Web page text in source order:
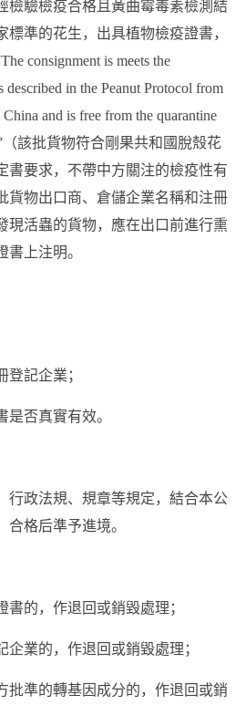
驗檢疫合格且黃曲霉毒素檢測結
標準的花生，出具植物檢疫證書，
consignment is meets the
described in the Peanut Protocol from
and is free from the quarantine
（該批貨物符合剛果共和國脫殼花
書要求，不帶中方關注的檢疫性有
貨物出口商、倉儲企業名稱和注冊
現活蟲的貨物，應在出口前進行熏
書上注明。
記企業；
否真實有效。
政法規、規章等規定，結合本公
合格后準予進境。
的，作退回或銷毀處理；
業的，作退回或銷毀處理；
準的轉基因成分的，作退回或銷